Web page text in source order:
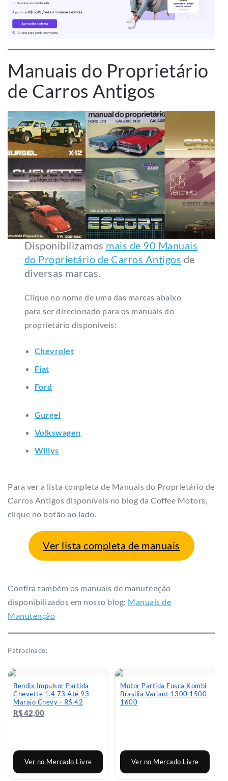
Manuais do Proprietário
de Carros Antigos
Disponibilizamosmais de 90 Manuais
do Proprietário de Carros Antigosde
diversas marcas.
Clique no nome de uma das marcas abaixo
para ser direcionado para os manuais do
proprietário disponíveis:
Fiat
Ford
Gurgel
Volkswagen
Willys
Carros Antigos disponíveis no blog da Coffee Motors,
clique no botão ao lado.
Ver lista completa de manuais
disponibilizados em nosso blog:
Manuais de
Manutenção
Patrocinado:
Volante Do Fusca Super
Adiante Vw - R$ 686
Ver no Mercado Livre
Santana Passat - R$ 116
Ver no Mercado Livre
Acompanhe nossas novidades e lançamentos em